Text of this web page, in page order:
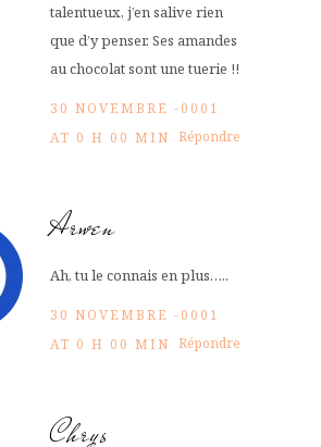
talentueux, j’en salive rien
que d’y penser. Ses amandes
au chocolat sont une tuerie !!
30 NOVEMBRE -0001
AT 0 H 00 MIN Répondre
Arwen
Ah, tu le connais en plus…..
30 NOVEMBRE -0001
AT 0 H 00 MIN Répondre
Chrys